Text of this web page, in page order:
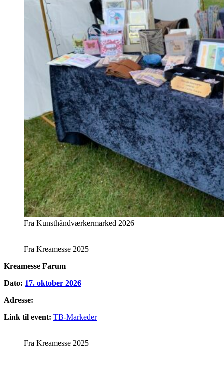
Fra Kunsthåndværkermarked 2026
Fra Kreamesse 2025
Kreamesse Farum
Dato: 17. oktober 2026
Adresse:
Link til event: TB-Markeder
Fra Kreamesse 2025